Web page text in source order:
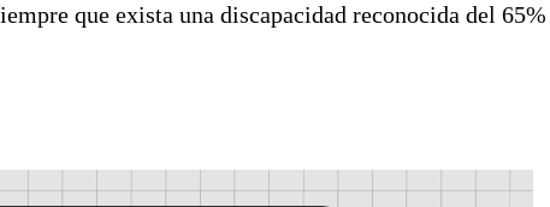
que exista una discapacidad reconocida del 65%